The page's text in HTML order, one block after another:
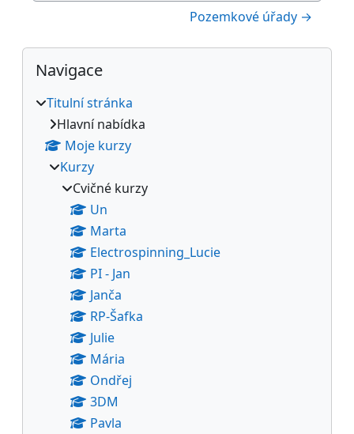
Pozemkové úřady →
Bloky
Přeskočit: Navigace
Navigace
Titulní stránka
Hlavní nabídka
Moje kurzy
Kurzy
Cvičné kurzy
Un
Marta
Electrospinning_Lucie
PI - Jan
Janča
RP-Šafka
Julie
Mária
Ondřej
3DM
Pavla